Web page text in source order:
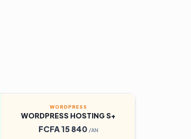
WORDPRESS
WORDPRESS HOSTING S+
FCFA 15 840 /AN